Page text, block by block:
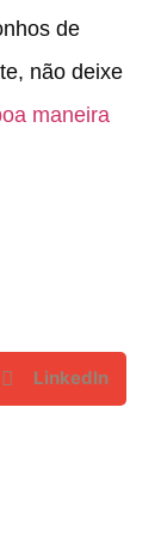
de
não deixe
maneira
LinkedIn